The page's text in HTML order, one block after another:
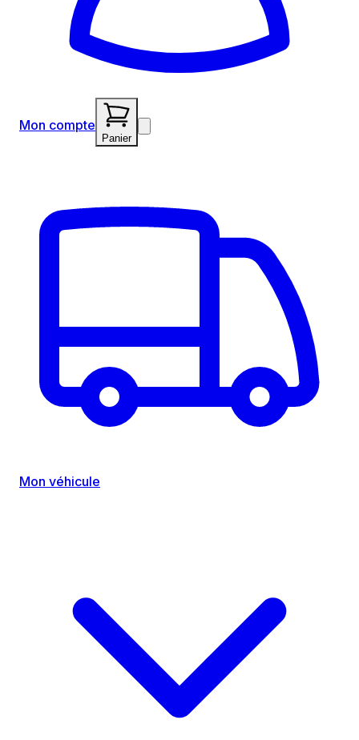
Mon compte
Panier
Mon véhicule